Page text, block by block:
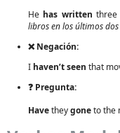
He has written
libros en los últimos dos
❌ Negación:
I haven’t seen that
❓ Pregunta:
Havetheygoneto the